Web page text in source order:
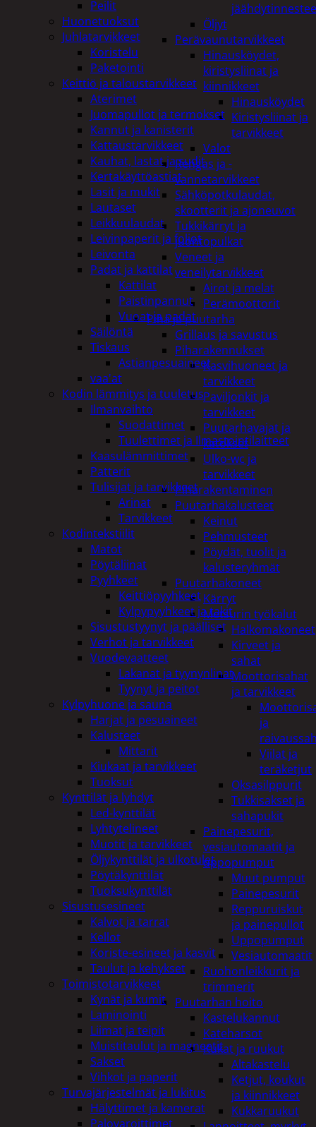
Öljyt
Perävaunutarvikkeet
Hinausköydet,
kiristysliinat ja
kiinnikkeet
Hinausköydet
Kiristysliinat ja
tarvikkeet
Valot
Rengas ja -
vannetarvikkeet
Sähköpotkulaudat,
skootterit ja ajoneuvot
Tukkikärryt ja
juontopulkat
Veneet ja
veneilytarvikkeet
Airot ja melat
Perämoottorit
Piha ja puutarha
Grillaus ja savustus
Piharakennukset
Kasvihuoneet ja
tarvikkeet
Paviljonkit ja
tarvikkeet
Puutarhavajat ja
katokset
Ulko-wc ja
tarvikkeet
Piharakentaminen
Puutarhakalusteet
Keinut
Pehmusteet
Pöydät, tuolit ja
kalusteryhmät
Puutarhakoneet
Kärryt
Metsurin työkalut
Halkomakoneet
Kirveet ja
sahat
Moottorisahat
ja tarvikkeet
ja
Viilat ja
teräketjut
Oksasilppurit
Tukkisakset ja
sahapukit
Painepesurit,
vesiautomaatit ja
uppopumput
Muut pumput
Painepesurit
Reppuruiskut
ja painepullot
Uppopumput
Vesiautomaatit
Ruohonleikkurit ja
trimmerit
Puutarhan hoito
Kastelukannut
Kateharsot
Kukat ja ruukut
Altakastelu
Ketjut, koukut
ja kiinnikkeet
Kukkaruukut
Peilit
Huonetuoksut
Juhlatarvikkeet
Koristelu
Paketointi
Keittiö ja taloustarvikkeet
Aterimet
Juomapullot ja termokset
Kannut ja kanisterit
Kattaustarvikkeet
Kauhat, lastat ja sudit
Kertakäyttöastiat
Lasit ja mukit
Lautaset
Leikkuulaudat
Leivinpaperit ja foliot
Leivonta
Padat ja kattilat
Kattilat
Paistinpannut
Vuoat ja padat
Säilöntä
Tiskaus
Astianpesuaineet
vaa'at
Kodin lämmitys ja tuuletus
Ilmanvaihto
Suodattimet
Tuulettimet ja Ilmastointilaitteet
Kaasulämmittimet
Patterit
Tulisijat ja tarvikkeet
Arinat
Tarvikkeet
Kodintekstiilit
Matot
Pöytäliinat
Pyyhkeet
Keittiöpyyhkeet
Kylpypyyhkeet ja takit
Sisustustyynyt ja päälliset
Verhot ja tarvikkeet
Vuodevaatteet
Lakanat ja tyynynlinat
Tyynyt ja peitot
Kylpyhuone ja sauna
Harjat ja pesuaineet
Kalusteet
Mittarit
Kiukaat ja tarvikkeet
Tuoksut
Kynttilät ja lyhdyt
Led-kynttilät
Lyhtytelineet
Muotit ja tarvikkeet
Öljykynttilät ja ulkotulet
Pöytäkynttilät
Tuoksukynttilät
Sisustusesineet
Kalvot ja tarrat
Kellot
Koriste-esineet ja kasvit
Taulut ja kehykset
Toimistotarvikkeet
Kynät ja kumit
Laminointi
Liimat ja teipit
Muistitaulut ja magneetit
Sakset
Vihkot ja paperit
Turvajärjestelmät ja lukitus
Hälyttimet ja kamerat
Palovaroittimet